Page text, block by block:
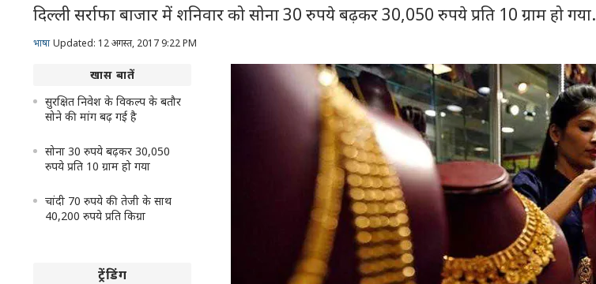
दिल्ली सर्राफा बाजार में शनिवार को सोना 30 रुपये बढ़कर 30,050 रुपये प्रति 10 ग्राम हो गया.
भाषा Updated: 12 अगस्त, 2017 9:22 PM
खास बातें
सुरक्षित निवेश के विकल्प के बतौर
सोने की मांग बढ़ गई है
सोना 30 रुपये बढ़कर 30,050
रुपये प्रति 10 ग्राम हो गया
चांदी 70 रुपये की तेजी के साथ
40,200 रुपये प्रति किग्रा
ट्रेंडिंग